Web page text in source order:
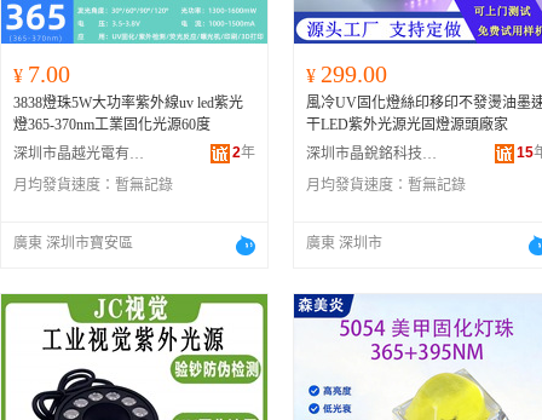
¥ 7.00
3838燈珠5W大功率紫外線uv led紫光
燈365-370nm工業固化光源60度
深圳市晶越光電有限公司
2年
月均發貨速度： 暫無記錄
廣東 深圳市寶安區
¥ 299.00
風冷UV固化燈絲印移印不發燙油墨
干LED紫外光源光固燈源頭廠家
深圳市晶銳銘科技有限公司
15
月均發貨速度： 暫無記錄
廣東 深圳市